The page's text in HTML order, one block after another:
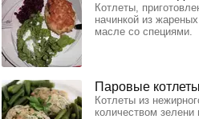
Котлеты,
начинкой из
масле со специями.
Паровые
Котлеты из
количеством